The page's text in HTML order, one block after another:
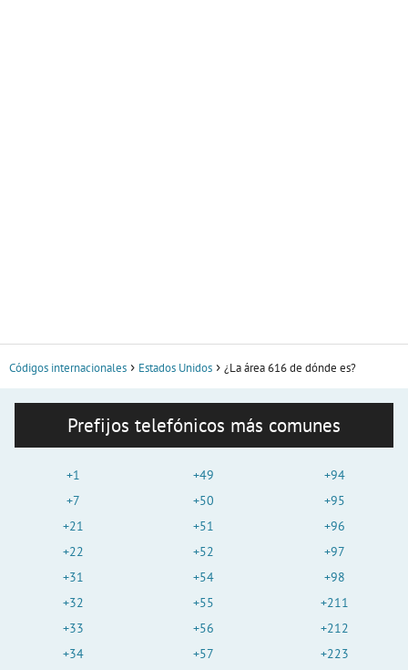
Códigos internacionales Estados Unidos ¿La área 616 de dónde es?
Prefijos telefónicos más comunes
+1
+7
+21
+22
+31
+32
+33
+34
+49
+50
+51
+52
+54
+55
+56
+57
+94
+95
+96
+97
+98
+211
+212
+223